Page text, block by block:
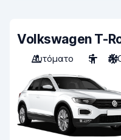
Volkswagen T-
Αυτόματο
5 A/